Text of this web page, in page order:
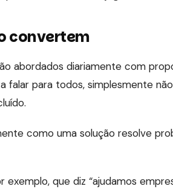
convertem
abordados diariamente com
falar para todos, simplesmente
como uma solução resolve
exemplo, que diz “ajudamos